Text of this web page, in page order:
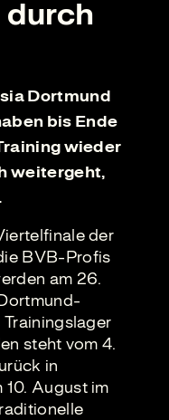
Dortmund
bis Ende
wieder
weitergeht,
der
BVB-Profis
am 26.
steht vom 4.
in
August im